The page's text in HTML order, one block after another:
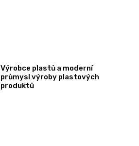
Výrobce plastů a moderní
průmysl výroby plastových
produktů